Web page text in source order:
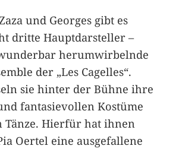
und Georges gibt es
dritte Hauptdarsteller –
herumwirbelnde
der „Les Cagelles“.
sie hinter der Bühne ihre
fantasievollen Kostüme
Tänze. Hierfür hat ihnen
Oertel eine ausgefallene